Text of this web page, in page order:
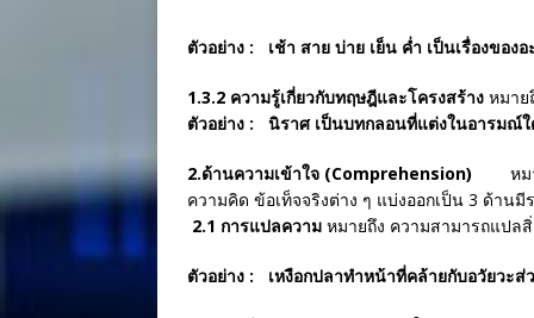
ตัวอย่าง : เช้า สาย บ่าย เย็น ค่ำ เป็นเรื่อ
1.3.2 ความรู้เกี่ยวกับทฤษฎีและโครงสร้าง หมาย
ตัวอย่าง : นิราศ เป็นบทกลอนที่
2.ด้านความเข้าใจ (Comprehension) หมาย
ความคิด ข้อเท็จจริงต่าง ๆ แบ่งออกเป็น 3 ด้านมี
2.1 การแปลความ หมายถึง ความสามารถแปล
ตัวอย่าง : เหงือกปลาทำหน้าที่คล้า